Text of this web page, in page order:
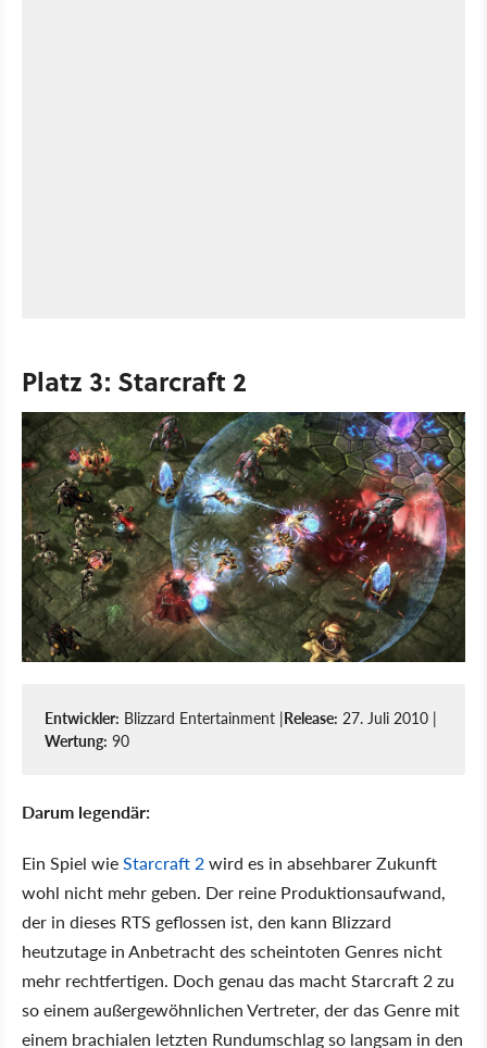
Platz 3: Starcraft 2
Entwickler: Blizzard Entertainment |Release: 27. Juli 2010 |
Wertung: 90
Darum legendär:
Ein Spiel wieStarcraft 2wird es in absehbarer Zukunft
wohl nicht mehr geben. Der reine Produktionsaufwand,
der in dieses RTS geflossen ist, den kann Blizzard
heutzutage in Anbetracht des scheintoten Genres nicht
mehr rechtfertigen. Doch genau das macht Starcraft 2 zu
so einem außergewöhnlichen Vertreter, der das Genre mit
einem brachialen letzten Rundumschlag so langsam in den